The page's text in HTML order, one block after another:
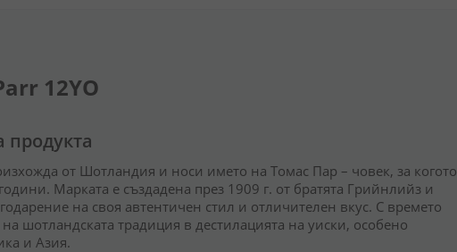
12YO
продукта
от Шотландия и носи името на Томас Пар – човек, за когото
Марката е създадена през 1909 г. от братята Грийнлийз и
на своя автентичен стил и отличителен вкус. С времето
шотландската традиция в дестилацията на уиски, особено
и Азия.